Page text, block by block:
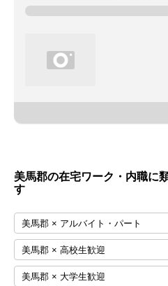
美馬郡の在宅ワーク・内職に
す
美馬郡 × アルバイト・パート
美馬郡 × 高校生歓迎
美馬郡 × 大学生歓迎